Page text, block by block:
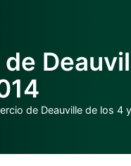
de Deauville de los 4